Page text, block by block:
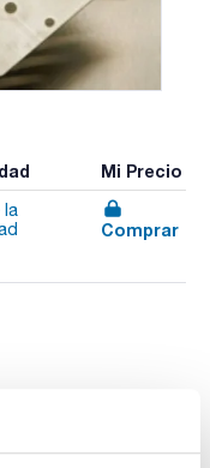
Mi Precio
Comprar
para cartuchos de